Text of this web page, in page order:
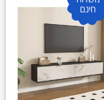
חינם